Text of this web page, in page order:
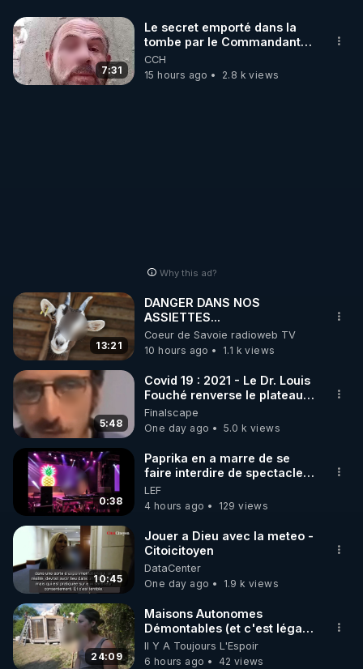
🌱 LA BOUTIQUE DU MAGAZINE
Pour obtenir les anciens numéros que vous avez
🌱 INSTAGRAM
https://www.instagram.com/rdlr_thierrycasasnovas/
http://rgnr.li/instagram
🌱 LA NEWSLETTER
Pour ne pas rater l’actualité RGNR (stages,
http://rgnr.li/news
🌱 VIDÉOS NON CENSURÉES SUR ODYSEE
Toutes les vidéos Youtube sont aussi sur la
http://rgnr.li/odysee
🌱 LES STAGES EN PRÉSENTIEL
http://rgnr.li/stages
7:31
Le secret emporté dans la
tombe par le Commandant
Cousteau le 25 juin 1997
CCH
15 hours ago
2.8 k views
Why this ad?
13:21
DANGER DANS NOS
ASSIETTES...
Coeur de Savoie radioweb TV
10 hours ago
1.1 k views
5:48
Covid 19 : 2021 - Le Dr. Louis
Fouché renverse le plateau
de CNews !
Finalscape
One day ago
5.0 k views
0:38
Paprika en a marre de se
faire interdire de spectacle.
Elle décide donc de devenir
DJ !
LEF
4 hours ago
129 views
10:45
Jouer a Dieu avec la meteo -
Citoicitoyen
DataCenter
One day ago
1.9 k views
24:09
Maisons Autonomes
Démontables (et c'est légal).
Visite éco village en
Bretagne
Il Y A Toujours L'Espoir
6 hours ago
42 views